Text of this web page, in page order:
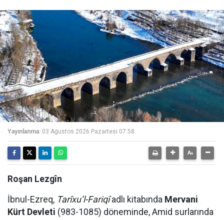
Yayınlanma: 03 Ağustos 2026 Pazartesi 07:58
Roşan Lezgîn
İbnul-Ezreq, Tarîxu’l-Fariqîadlı kitabında Mervani
Kürt Devleti (983-1085) döneminde, Amid surlarında